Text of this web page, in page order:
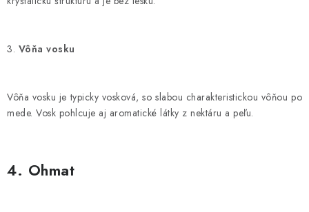
3. Vôňa vosku
Vôňa vosku je typicky vosková, so slabou charakteristickou vôňou po
mede. Vosk pohlcuje aj aromatické látky z nektáru a peľu.
4. Ohmat